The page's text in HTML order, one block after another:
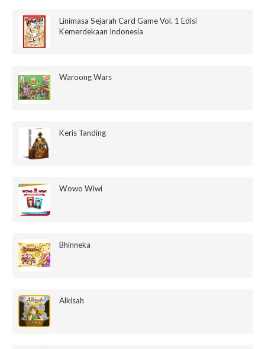
Linimasa Sejarah Card Game Vol. 1 Edisi
Kemerdekaan Indonesia
Waroong Wars
Keris Tanding
Wowo Wiwi
Bhinneka
Alkisah